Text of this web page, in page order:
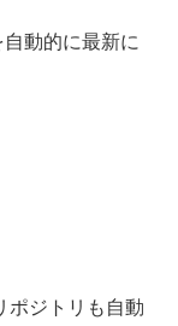
動的に最新に
ポジトリも自動